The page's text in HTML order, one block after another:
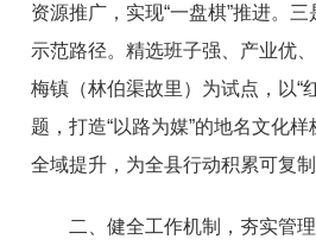
资源推广，实现“一盘棋”推进。
示范路径。精选班子强、产业优
梅镇（林伯渠故里）为试点，以“
题，打造“以路为媒”的地名文化
全域提升，为全县行动积累可复制
二、健全工作机制，夯实管